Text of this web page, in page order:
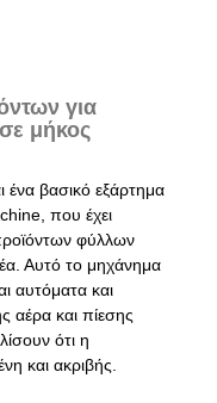
για
μήκος
ένα βασικό εξάρτημα
που έχει
φύλλων
Αυτό το μηχάνημα
αυτόματα και
αέρα και πίεσης
ότι η
και ακριβής.